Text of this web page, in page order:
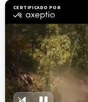
Precisa de ajuda?
Carreiras
Recalls de segurança